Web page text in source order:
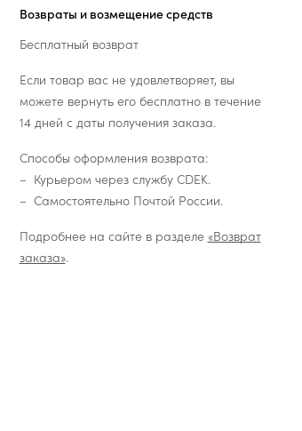
Возвраты и возмещение средств
Бесплатный возврат
Если товар вас не удовлетворяет, вы
можете вернуть его бесплатно в течение
14 дней с даты получения заказа.
Способы оформления возврата:
Курьером через службу CDEK.
Самостоятельно Почтой России.
Подробнее на сайте в разделе «Возврат
заказа».